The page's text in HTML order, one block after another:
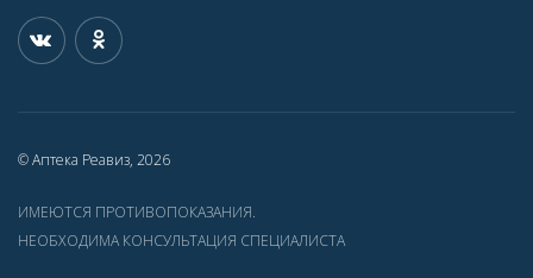
© Аптека Реавиз, 2026
ИМЕЮТСЯ ПРОТИВОПОКАЗАНИЯ.
НЕОБХОДИМА КОНСУЛЬТАЦИЯ СПЕЦИАЛИСТА